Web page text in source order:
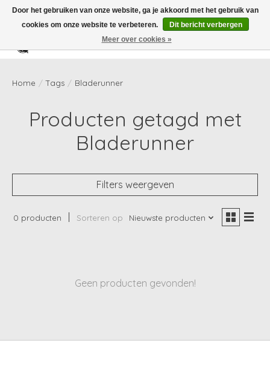
Verlanglijst
Home / Tags / Bladerunner
Producten getagd met
Bladerunner
Filters weergeven
0 producten Sorteren op Nieuwste producten
Geen producten gevonden!
Door het gebruiken van onze website, ga je akkoord met het gebruik van
cookies om onze website te verbeteren.
Dit bericht verbergen
Meer over cookies »